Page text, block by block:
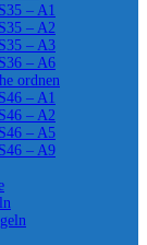
– A1
– A2
– A3
– A6
ordnen
– A1
– A2
– A5
– A9